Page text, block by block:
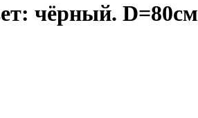
чёрный. D=80см